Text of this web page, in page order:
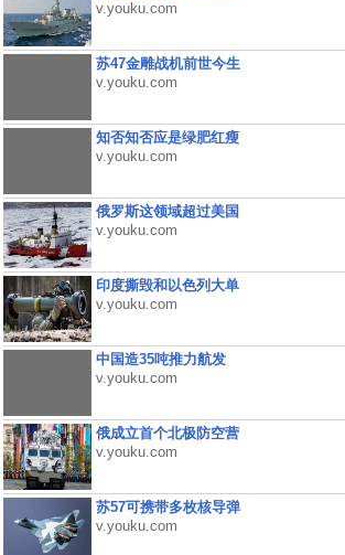
v.youku.com
苏47金雕战机前世今生
v.youku.com
知否知否应是绿肥红瘦
v.youku.com
俄罗斯这领域超过美国
v.youku.com
印度撕毁和以色列大单
v.youku.com
中国造35吨推力航发
v.youku.com
俄成立首个北极防空营
v.youku.com
苏57可携带多枚核导弹
v.youku.com